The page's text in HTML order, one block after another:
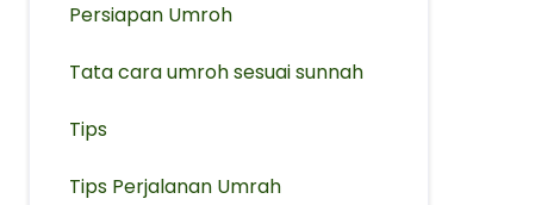
Persiapan Umroh
Tata cara umroh sesuai sunnah
Tips
Tips Perjalanan Umrah